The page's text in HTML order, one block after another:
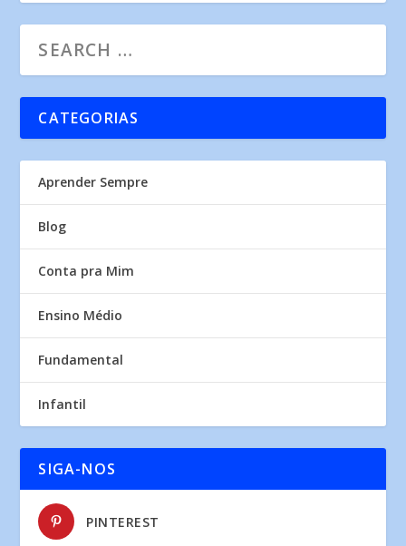
CATEGORIAS
Aprender Sempre
Blog
Conta pra Mim
Ensino Médio
Fundamental
Infantil
SIGA-NOS
PINTEREST